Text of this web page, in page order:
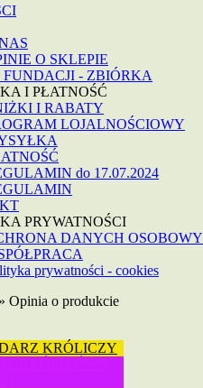
O SKLEPIE
FUNDACJI - ZBIÓRKA
I PŁATNOŚĆ
I RABATY
LOJALNOŚCIOWY
do 17.07.2024
PRYWATNOŚCI
DANYCH
prywatności - cookies
» Opinia o produkcie
KRÓLICZY